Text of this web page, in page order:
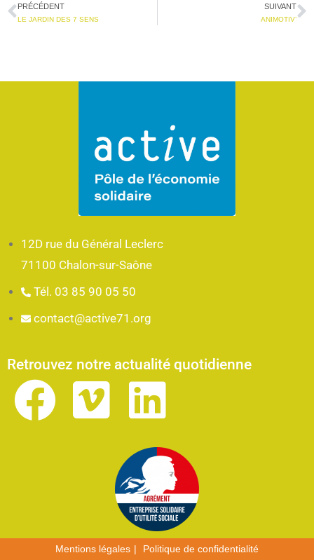
PRÉCÉDENT
LE JARDIN DES 7 SENS
SUIVANT
ANIMOTIV’
12D rue du Général Leclerc
71100 Chalon-sur-Saône
Tél. 03 85 90 05 50
contact@active71.org
Retrouvez notre actualité quotidienne
Mentions légales Politique de confidentialité